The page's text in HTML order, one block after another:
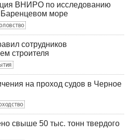
ВНИРО по исследованию
Баренцевом море
сотрудников
строителя
на проход судов в Черное
свыше 50 тыс. тонн твердого